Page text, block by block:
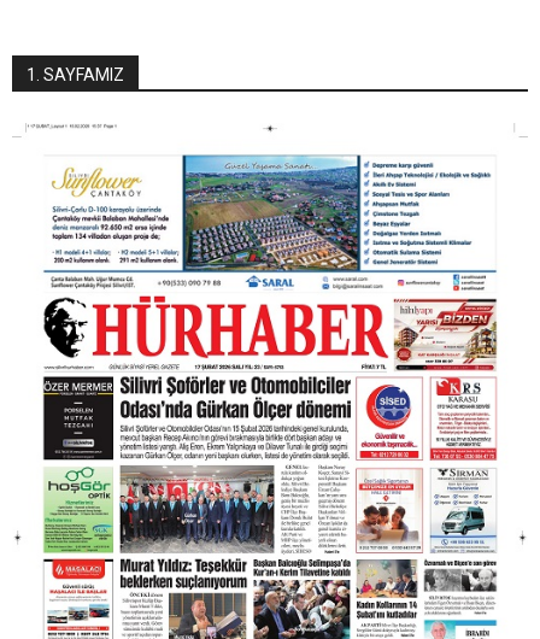
1. SAYFAMIZ